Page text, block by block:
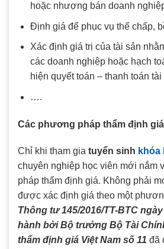
hoặc nhượng bán doanh
Định giá để phục vụ thế chấp,
Xác định giá trị của tài sản
các doanh nghiệp hoặc hạch
hiện quyết toán – thanh toán
….
Các phương pháp thẩm định
Chỉ khi tham gia tuyển sinh khóa
chuyên nghiệp học viên mới nắm
pháp thẩm định giá. Không phải
được xác định giá theo một
Thông tư 145/2016/TT-BTC
hành bởi Bộ trưởng Bộ Tài
thẩm định giá Việt Nam số 11 đã